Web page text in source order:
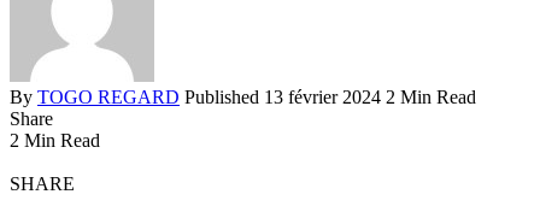
By TOGO REGARD Published 13 février 2024 2 Min Read
Share
2 Min Read
SHARE